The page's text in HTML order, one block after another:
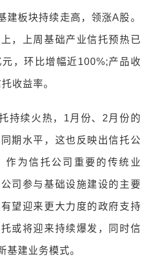
建板块持续走高，领涨A股。
，上周基础产业信托预热已
，环比增幅近100%;产品收
收益率。
持续火热，1月份、2月份的
期水平，这也反映出信托公
作为信托公司重要的传统业
司参与基础设施建设的主要
望迎来更大力度的政府支持
或将迎来持续爆发，同时信
基建业务模式。